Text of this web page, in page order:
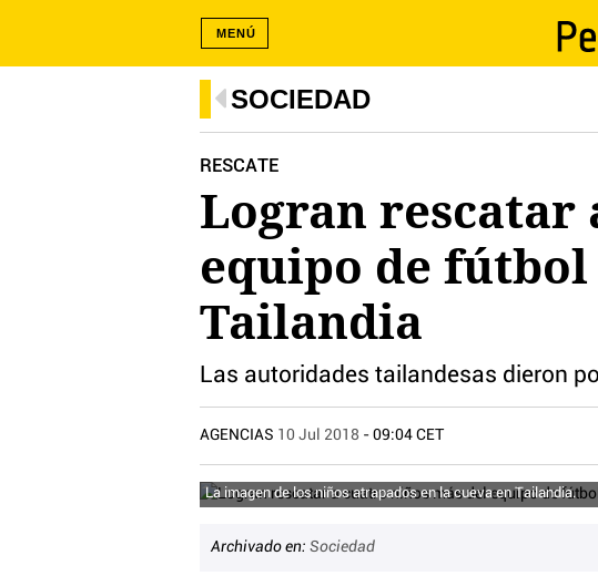
MENÚ
SOCIEDAD
RESCATE
Logran rescatar
equipo de
Tailandia
Las autoridades tailandesas dieron
AGENCIAS 10 Jul 2018 - 09:04 CET
La imagen de los niños atrapados en la cueva en Tailandia.
Archivado en: Sociedad